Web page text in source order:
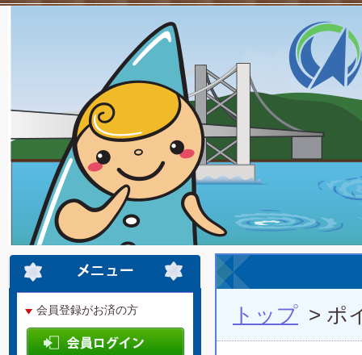
会員登録がお済の方 トップ > ポ